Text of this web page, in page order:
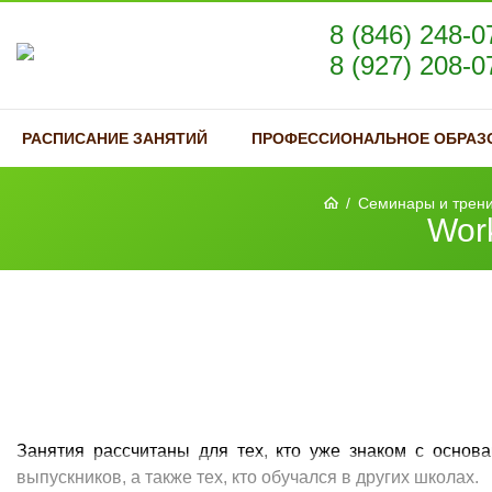
8 (846) 248-
8 (927) 208-
РАСПИСАНИЕ ЗАНЯТИЙ ПРОФЕССИОНАЛЬНОЕ
/ Семинары и
Занятия рассчитаны для тех, кто уже знаком с
выпускников, а также тех, кто обучался в других школах.